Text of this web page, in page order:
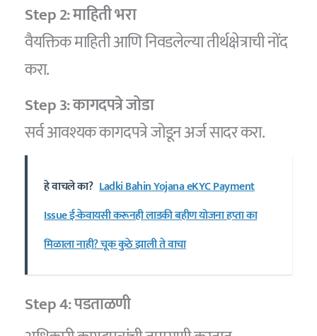
Step 2: माहिती भरा
वैयक्तिक माहिती आणि निवडलेल्या तीर्थक्षेत्राची नोंद
करा.
Step 3: कागदपत्रे जोडा
सर्व आवश्यक कागदपत्रे जोडून अर्ज सादर करा.
हे वाचले का? Ladki Bahin Yojana eKYC Payment
Issue ई-केवायसी करूनही लाडकी बहीण योजना हप्ता का
मिळाला नाही? चूक कुठे झाली ते वाचा
Step 4: पडताळणी